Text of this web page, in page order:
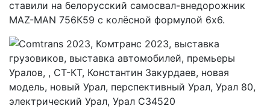
ставили на белорусский самосвал-внедорожник
MAZ-MAN 756К59 с колёсной формулой 6х6.